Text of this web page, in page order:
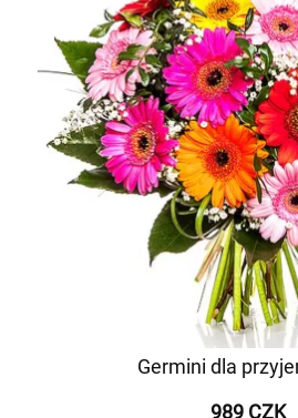
Germini dla
989 CZK